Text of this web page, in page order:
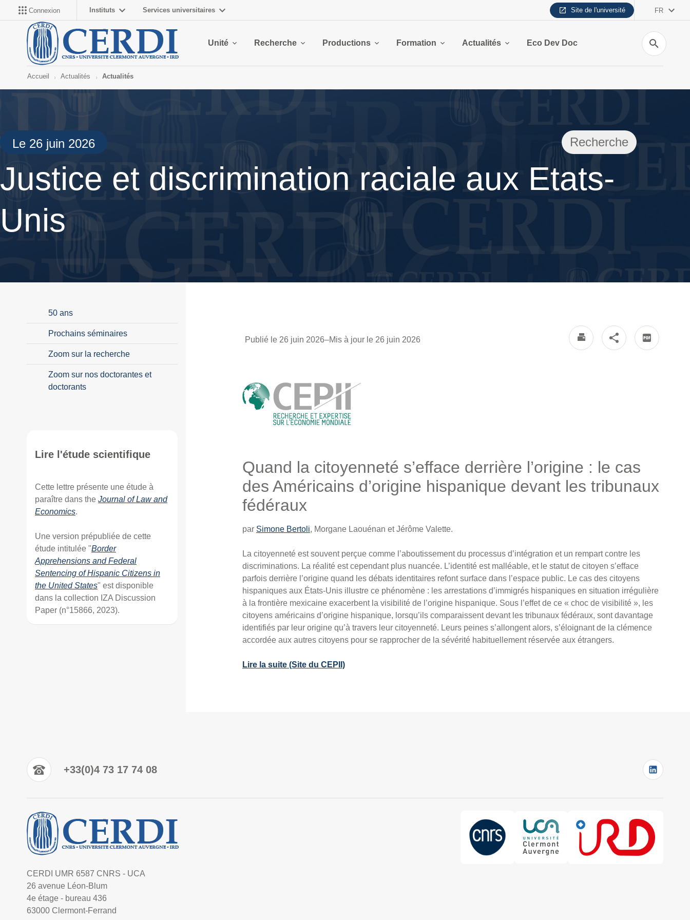
Connexion Instituts Services universitaires Site de l'université FR
Unité Recherche Productions Formation Actualités Eco Dev Doc
Recherche
Accueil Actualités Actualités
Le 26 juin 2026 Recherche
Justice et discrimination raciale aux Etats-
Unis
Publié le 26 juin 2026–Mis à jour le 26 juin 2026
Quand la citoyenneté s’efface derrière l’origine : le cas
des Américains d’origine hispanique devant les tribunaux
fédéraux
par Simone Bertoli, Morgane Laouénan et Jérôme Valette.
La citoyenneté est souvent perçue comme l’aboutissement du processus d’intégration et un rempart contre les
discriminations. La réalité est cependant plus nuancée. L’identité est malléable, et le statut de citoyen s’efface
parfois derrière l’origine quand les débats identitaires refont surface dans l’espace public. Le cas des citoyens
hispaniques aux États-Unis illustre ce phénomène : les arrestations d’immigrés hispaniques en situation irrégulière
à la frontière mexicaine exacerbent la visibilité de l’origine hispanique. Sous l’effet de ce « choc de visibilité », les
citoyens américains d’origine hispanique, lorsqu’ils comparaissent devant les tribunaux fédéraux, sont davantage
identifiés par leur origine qu’à travers leur citoyenneté. Leurs peines s’allongent alors, s’éloignant de la clémence
accordée aux autres citoyens pour se rapprocher de la sévérité habituellement réservée aux étrangers.
Lire la suite (Site du CEPII)
50 ans
Prochains séminaires
Zoom sur la recherche
Zoom sur nos doctorantes et
doctorants
Lire l'étude scientifique
Cette lettre présente une étude à
paraître dans the Journal of Law and
Economics.
Une version prépubliée de cette
étude intitulée "Border
Apprehensions and Federal
Sentencing of Hispanic Citizens in
the United States" est disponible
dans la collection IZA Discussion
Paper (n°15866, 2023).
+33(0)4 73 17 74 08
CERDI UMR 6587 CNRS - UCA
26 avenue Léon-Blum
4e étage - bureau 436
63000 Clermont-Ferrand